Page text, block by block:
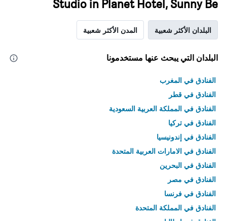
Studio in Planet Hotel, Sunny Be
البلدان الأكثر شعبية المدن الأكثر شعبية
البلدان التي يبحث عنها مستخدمونا
الفنادق في المغرب
الفنادق في قطر
الفنادق في المملكة العربية السعودية
الفنادق في تركيا
الفنادق في إندونيسيا
الفنادق في الامارات العربية المتحدة
الفنادق في البحرين
الفنادق في مصر
الفنادق في فرنسا
الفنادق في المملكة المتحدة